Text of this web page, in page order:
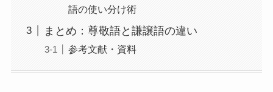
語の使い分け術
まとめ：尊敬語と謙譲語の違い
参考文献・資料